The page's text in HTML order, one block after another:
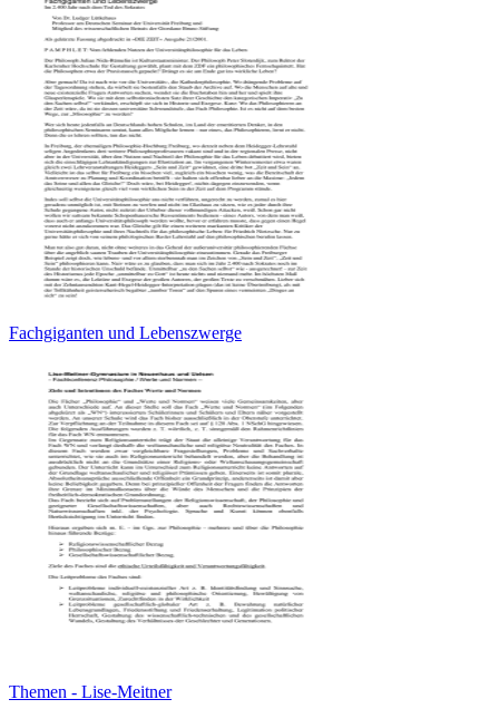
Fachgiganten und Lebenszwerge
Themen - Lise-Meitner